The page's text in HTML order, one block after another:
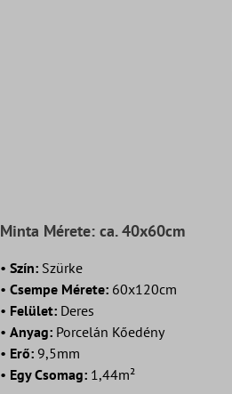
Minta Mérete: ca. 40x60cm
• Szín: Szürke
• Csempe Mérete: 60x120cm
• Felület: Deres
• Anyag: Porcelán Kőedény
• Erő: 9,5mm
• Egy Csomag: 1,44m²